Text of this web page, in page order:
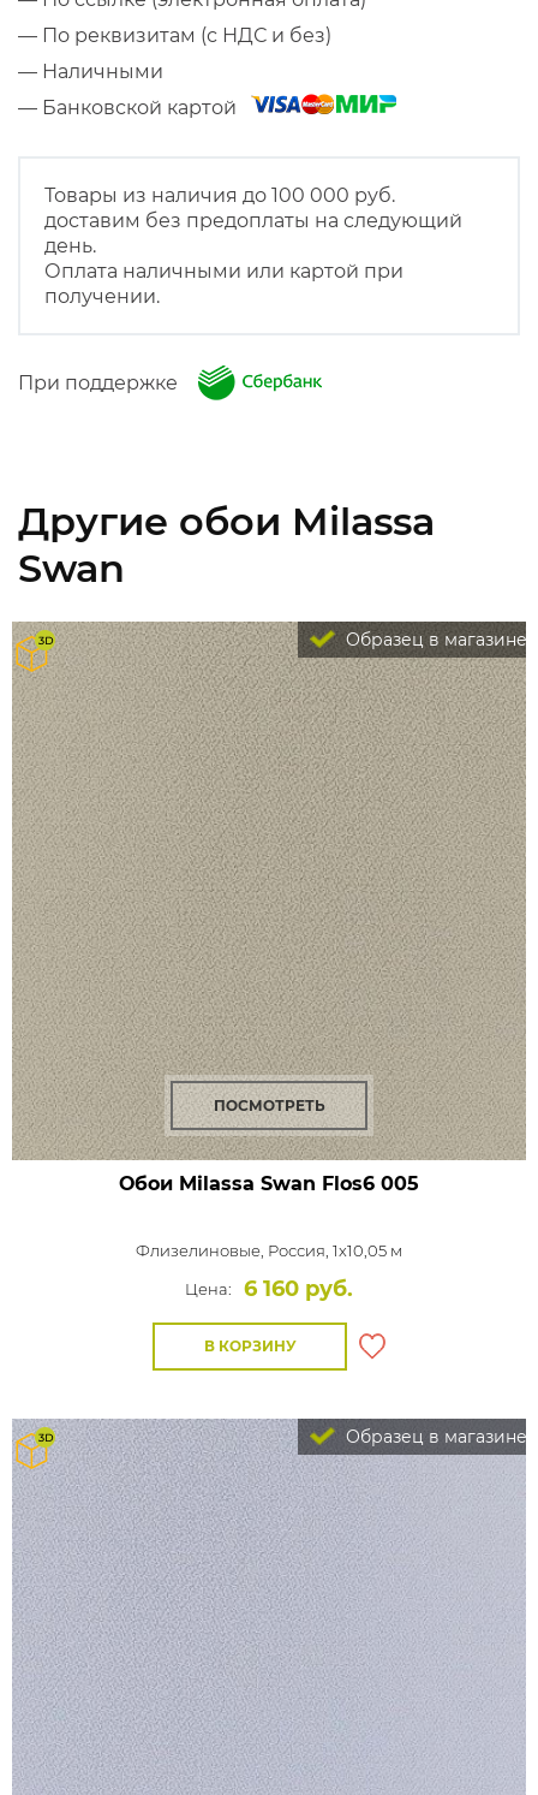
— По реквизитам (с НДС и без)
— Наличными
— Банковской картой
Товары из наличия до 100 000 руб.
доставим без предоплаты на следующий
день.
Оплата наличными или картой при
получении.
При поддержке
Другие обои Milassa
Swan
Образец в магазине
ПОСМОТРЕТЬ
Обои Milassa Swan Flos6 005
Флизелиновые, Россия, 1x10,05 м
Цена:
6 160 руб.
В КОРЗИНУ
Образец в магазине